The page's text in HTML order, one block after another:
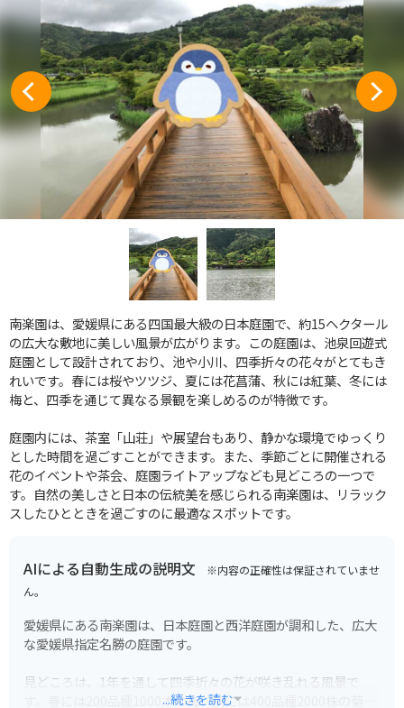
南楽園は、愛媛県にある四国最大級の日本庭園で、約15ヘクタール
の広大な敷地に美しい風景が広がります。この庭園は、池泉回遊式
庭園として設計されており、池や小川、四季折々の花々がとてもき
れいです。春には桜やツツジ、夏には花菖蒲、秋には紅葉、冬には
梅と、四季を通じて異なる景観を楽しめるのが特徴です。
庭園内には、茶室「山荘」や展望台もあり、静かな環境でゆっくり
とした時間を過ごすことができます。また、季節ごとに開催される
花のイベントや茶会、庭園ライトアップなども見どころの一つで
す。自然の美しさと日本の伝統美を感じられる南楽園は、リラック
スしたひとときを過ごすのに最適なスポットです。
AIによる自動生成の説明文 ※内容の正確性は保証されていませ
ん。
愛媛県にある南楽園は、日本庭園と西洋庭園が調和した、広大
な愛媛県指定名勝の庭園です。
見どころは、1年を通して四季折々の花が咲き乱れる風景で
す。春には200品種1000本の梅、秋には400品種2000株の菊な
...続きを読む